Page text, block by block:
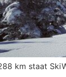
km staat